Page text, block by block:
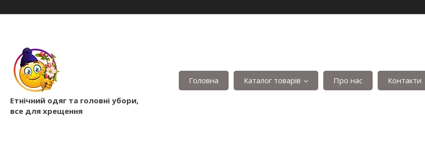
Етнічний одяг та головні убори,
все для хрещення
Головна Каталог товарів Про нас Контакти